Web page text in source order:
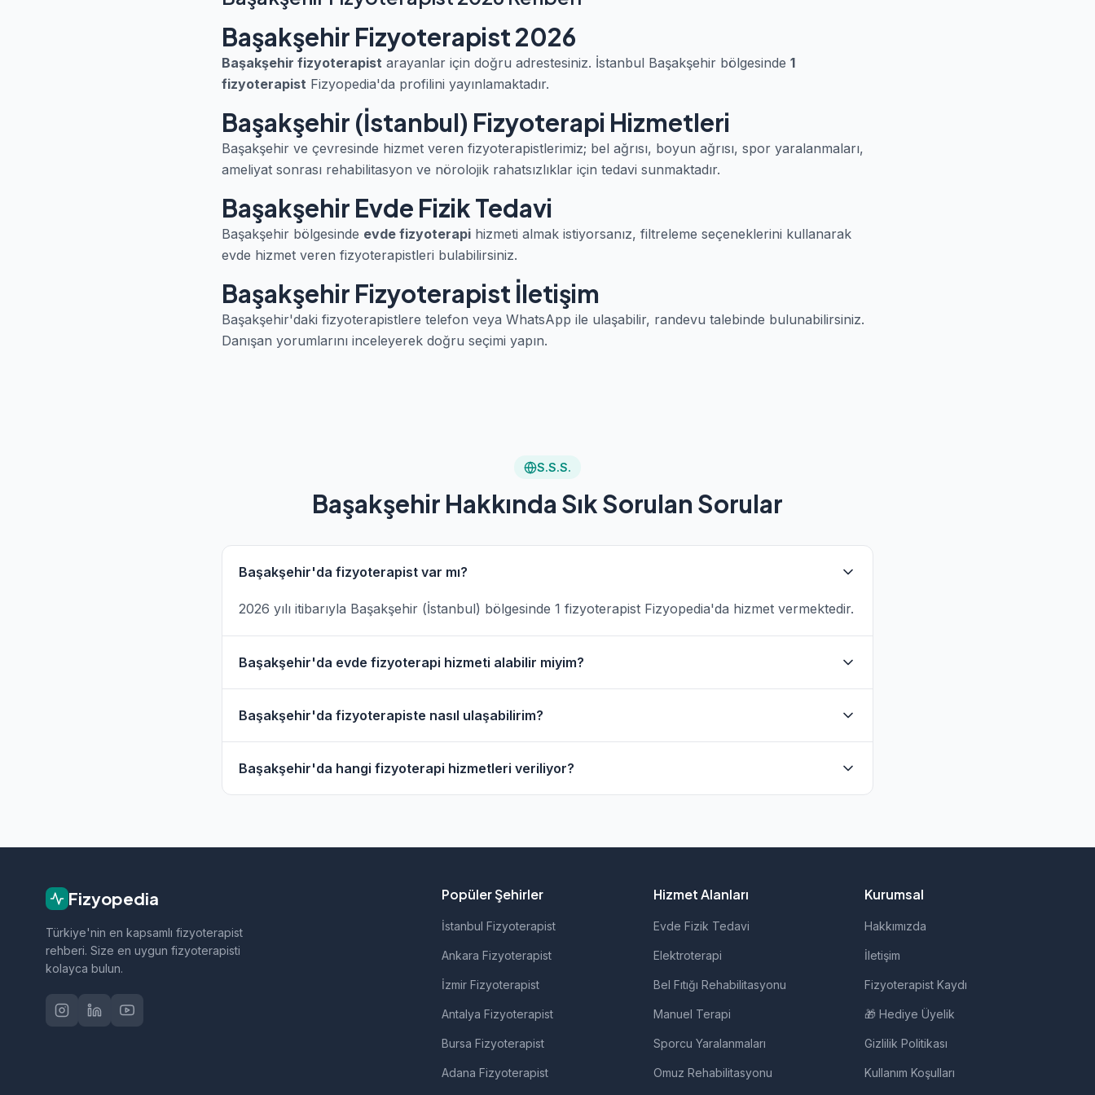
Başakşehir Fizyoterapist 2026
Başakşehir fizyoterapist arayanlar için doğru adrestesiniz. İstanbul Başakşehir bölgesinde 1
fizyoterapist Fizyopedia'da profilini yayınlamaktadır.
Başakşehir (İstanbul) Fizyoterapi Hizmetleri
Başakşehir ve çevresinde hizmet veren fizyoterapistlerimiz; bel ağrısı, boyun ağrısı, spor yaralanmaları,
ameliyat sonrası rehabilitasyon ve nörolojik rahatsızlıklar için tedavi sunmaktadır.
Başakşehir Evde Fizik Tedavi
Başakşehir bölgesinde evde fizyoterapi hizmeti almak istiyorsanız, filtreleme seçeneklerini kullanarak
evde hizmet veren fizyoterapistleri bulabilirsiniz.
Başakşehir Fizyoterapist İletişim
Başakşehir'daki fizyoterapistlere telefon veya WhatsApp ile ulaşabilir, randevu talebinde bulunabilirsiniz.
Danışan yorumlarını inceleyerek doğru seçimi yapın.
S.S.S.
Başakşehir Hakkında Sık Sorulan Sorular
Başakşehir'da fizyoterapist var mı?
2026 yılı itibarıyla Başakşehir (İstanbul) bölgesinde 1 fizyoterapist Fizyopedia'da hizmet vermektedir.
Başakşehir'da evde fizyoterapi hizmeti alabilir miyim?
hizmet filtresini kullanarak bu fizyoterapistleri bulabilirsiniz.
Başakşehir'da fizyoterapiste nasıl ulaşabilirim?
geçebilirsiniz.
Başakşehir'da hangi fizyoterapi hizmetleri veriliyor?
Fizyopedia
Türkiye'nin en kapsamlı fizyoterapist
rehberi. Size en uygun fizyoterapisti
kolayca bulun.
Popüler Şehirler
İstanbul Fizyoterapist
Ankara Fizyoterapist
İzmir Fizyoterapist
Antalya Fizyoterapist
Bursa Fizyoterapist
Adana Fizyoterapist
Hizmet Alanları
Evde Fizik Tedavi
Elektroterapi
Bel Fıtığı Rehabilitasyonu
Manuel Terapi
Sporcu Yaralanmaları
Omuz Rehabilitasyonu
Kurumsal
Hakkımızda
İletişim
Fizyoterapist Kaydı
🎁 Hediye Üyelik
Gizlilik Politikası
Kullanım Koşulları